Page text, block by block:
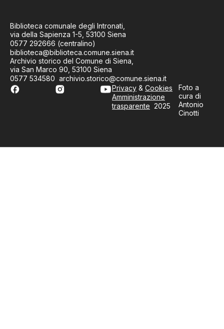
Biblioteca comunale degli Intronati,
via della Sapienza 1-5, 53100 Siena
0577 292666 (centralino)
biblioteca@biblioteca.comune.siena.it
Archivio storico del Comune di Siena,
via San Marco 90, 53100 Siena
0577 534580 archivio.storico@comune.siena.it
Privacy & Cookies
Amministrazione
trasparente 2025
Foto a
cura di
Antonio
Cinotti